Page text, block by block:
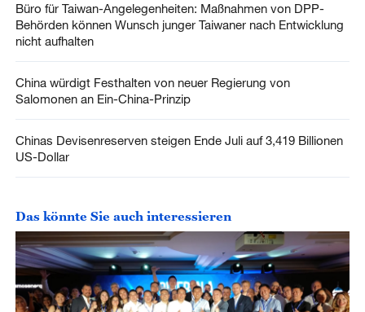
Büro für Taiwan-Angelegenheiten: Maßnahmen von DPP-
Behörden können Wunsch junger Taiwaner nach Entwicklung
nicht aufhalten
China würdigt Festhalten von neuer Regierung von
Salomonen an Ein-China-Prinzip
Chinas Devisenreserven steigen Ende Juli auf 3,419 Billionen
US-Dollar
Das könnte Sie auch interessieren